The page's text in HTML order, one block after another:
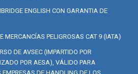
ENGLISH CON GARANTIA DE
MERCANCÍAS PELIGROSAS CAT 9 (IATA)
DE AVSEC (IMPARTIDO POR
POR AESA), VÁLIDO PARA